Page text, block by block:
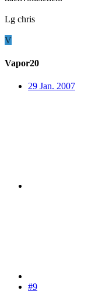
Lg chris
V
Vapor20
29 Jan. 2007
#9